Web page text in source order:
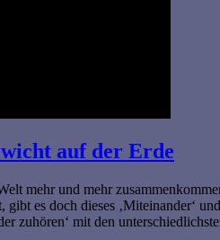
auf der Erde
mehr und mehr
es doch dieses ‚Miteinander‘
zuhören‘ mit den